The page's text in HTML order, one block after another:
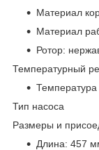
Материал
Материал
Ротор:
Температурный
Температура
Тип насоса
Размеры и
Длина: 457